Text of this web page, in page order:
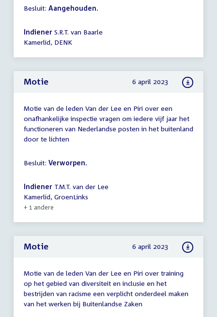
Besluit: Aangehouden.
Indiener S.R.T. van Baarle
Kamerlid, DENK
Motie 6 april 2023
Motie van de leden Van der Lee en Piri over een
onafhankelijke inspectie vragen om iedere vijf jaar het
functioneren van Nederlandse posten in het buitenland
door te lichten
Besluit: Verworpen.
Indiener T.M.T. van der Lee
Kamerlid, GroenLinks
+ 1 andere
Motie 6 april 2023
Motie van de leden Van der Lee en Piri over training
op het gebied van diversiteit en inclusie en het
bestrijden van racisme een verplicht onderdeel maken
van het werken bij Buitenlandse Zaken